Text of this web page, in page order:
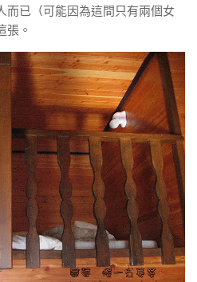
而已（可能因為這間只有兩個女
張。